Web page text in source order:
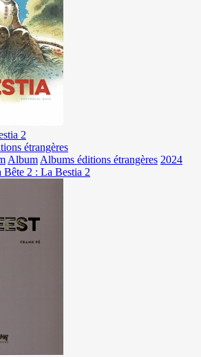
2
étrangères
Album Albums éditions étrangères 2024
Bête 2 : La Bestia 2